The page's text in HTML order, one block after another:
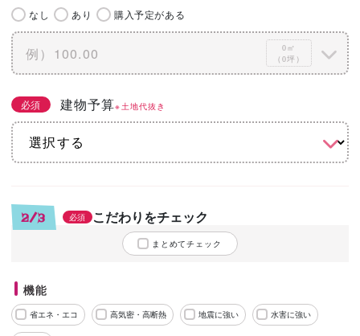
なし あり 購入予定がある
0㎡
（0坪）
必須 建物予算※土地代抜き
2/3 必須 こだわりをチェック
まとめてチェック
機能
省エネ・エコ 高気密・高断熱 地震に強い 水害に強い